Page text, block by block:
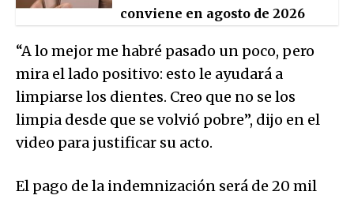
conviene en agosto de 2026
“A lo mejor me habré pasado un poco, pero
mira el lado positivo: esto le ayudará a
limpiarse los dientes. Creo que no se los
limpia desde que se volvió pobre”, dijo en el
video para justificar su acto.
El pago de la indemnización será de 20 mil